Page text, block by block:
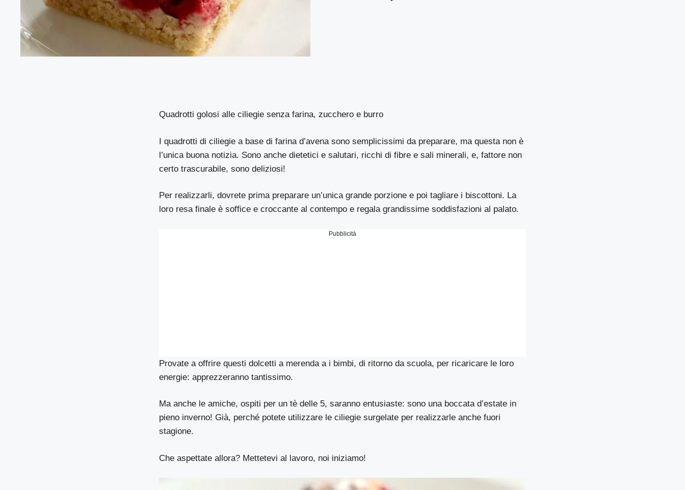
Quadrotti golosi alle ciliegie senza farina, zucchero e burro
I quadrotti di ciliegie a base di farina d’avena sono semplicissimi da preparare, ma questa non è
l’unica buona notizia. Sono anche dietetici e salutari, ricchi di fibre e sali minerali, e, fattore non
certo trascurabile, sono deliziosi!
Per realizzarli, dovrete prima preparare un’unica grande porzione e poi tagliare i biscottoni. La
loro resa finale è soffice e croccante al contempo e regala grandissime soddisfazioni al palato.
Pubblicità
Provate a offrire questi dolcetti a merenda a i bimbi, di ritorno da scuola, per ricaricare le loro
energie: apprezzeranno tantissimo.
Ma anche le amiche, ospiti per un tè delle 5, saranno entusiaste: sono una boccata d’estate in
pieno inverno! Già, perché potete utilizzare le ciliegie surgelate per realizzarle anche fuori
stagione.
Che aspettate allora? Mettetevi al lavoro, noi iniziamo!